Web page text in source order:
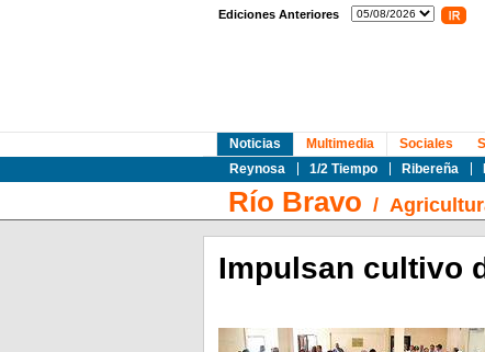
Ediciones Anteriores
Noticias
Reynosa
1/2 Tiempo Ribereña
Multimedia Sociales
Río Bravo /
Impulsan cultivo